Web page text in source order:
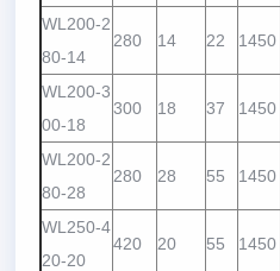
WL200-2
80-14
280 14 22 1450
WL200-3
00-18
300 18 37 1450
WL200-2
80-28
280 28 55 1450
WL250-4
20-20
420 20 55 1450